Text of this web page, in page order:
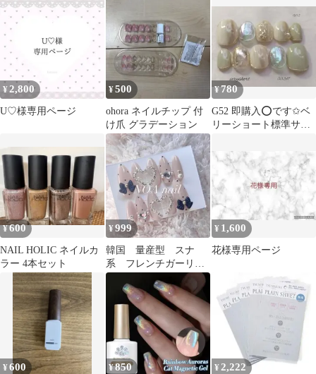
¥2,800
U♡様専用ページ
¥500
ohora ネイルチップ 付
け爪 グラデーション
¥ 780
G52 即購入⭕です✩ベ
リーショート標準サイ
¥600
NAIL HOLIC ネイルカ
ラー 4本セット
¥999
韓国 量産型 スナ
系 フレンチガーリ
ー 地雷 ネイルチッ
プ ワンホン
¥ 1,600
花様専用ページ
¥600 ¥850 ¥ 2,222